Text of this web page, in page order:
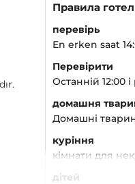
Правила
перевірь
En erken saat
Перевірити
Останній 12:00
домашня
Домашні
куріння
кімнати для
дітей